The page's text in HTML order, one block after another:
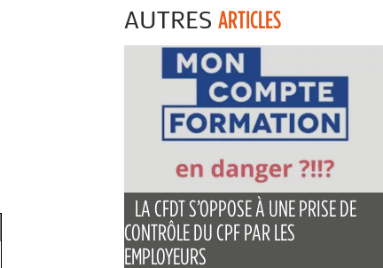
AUTRES ARTICLES
LA CFDT S’OPPOSE À UNE PRISE DE
CONTRÔLE DU CPF PAR LES
EMPLOYEURS